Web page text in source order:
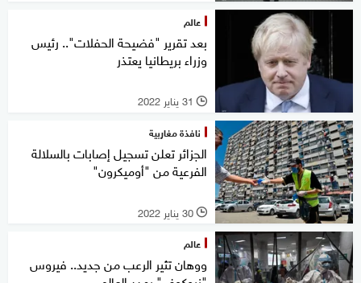
عالم
بعد تقرير "فضيحة الحفلات".. رئيس
وزراء بريطانيا يعتذر
l 31 يناير 2022
نافذة مغاربية
الجزائر تعلن تسجيل إصابات بالسلالة
الفرعية من "أوميكرون"
l 30 يناير 2022
عالم
ووهان تثير الرعب من جديد.. فيروس